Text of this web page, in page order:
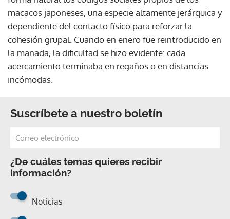
macacos japoneses, una especie altamente jerárquica y
dependiente del contacto físico para reforzar la
cohesión grupal. Cuando en enero fue reintroducido en
la manada, la dificultad se hizo evidente: cada
acercamiento terminaba en regaños o en distancias
incómodas.
Suscríbete a nuestro boletín
¿De cuáles temas quieres recibir
información?
Noticias